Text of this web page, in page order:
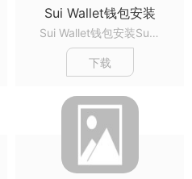
Sui Wallet钱包安装
Sui Wallet钱包安装Sui Wallet钱包安装Sui Wallet钱包安装...
下载